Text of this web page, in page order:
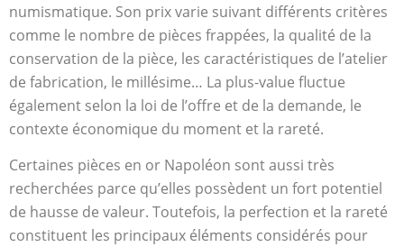
numismatique. Son prix varie suivant différents critères
comme le nombre de pièces frappées, la qualité de la
conservation de la pièce, les caractéristiques de l’atelier
de fabrication, le millésime… La plus-value fluctue
également selon la loi de l’offre et de la demande, le
contexte économique du moment et la rareté.
Certaines pièces en or Napoléon sont aussi très
recherchées parce qu’elles possèdent un fort potentiel
de hausse de valeur. Toutefois, la perfection et la rareté
constituent les principaux éléments considérés pour